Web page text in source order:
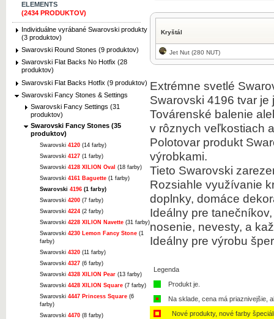
ELEMENTS
(2434 PRODUKTOV)
Individuálne vyrábané Swarovski produkty
(3 produktov)
Swarovski Round Stones (9 produktov)
Swarovski Flat Backs No Hotfix (28
produktov)
Swarovski Flat Backs Hotfix (9 produktov)
Swarovski Fancy Stones & Settings
Swarovski Fancy Settings (31
produktov)
Swarovski Fancy Stones (35
produktov)
Swarovski 4120 (14 farby)
Swarovski 4127 (1 farby)
Swarovski 4128 XILION Oval (18 farby)
Swarovski 4161 Baguette (1 farby)
Swarovski 4196 (1 farby)
Swarovski 4200 (7 farby)
Swarovski 4224 (2 farby)
Swarovski 4228 XILION Navette (31 farby)
Swarovski 4230 Lemon Fancy Stone (1
farby)
Swarovski 4320 (11 farby)
Swarovski 4327 (6 farby)
Swarovski 4328 XILION Pear (13 farby)
Swarovski 4428 XILION Square (7 farby)
Swarovski 4447 Princess Square (6
farby)
Swarovski 4470 (8 farby)
Kryštál
Jet Nut (280 NUT)
Extrémne svetlé
Swarovski 4196 tvar je
Továrenské balenie
v rôznych veľkostiach
Polotovar produkt
výrobkami.
Tieto Swarovski
Rozsiahle využívanie
doplnky, domáce
Ideálny pre
nosenie, nevesty, a
Ideálny pre výrobu
Legenda
Produkt je.
Na sklade, cena má priaznivejšie,
Nové produkty, nové farby